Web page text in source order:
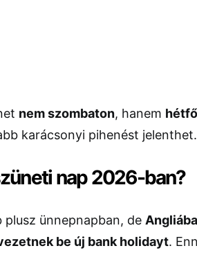
nem szombaton, hanem
karácsonyi pihenést jelenthet.
nap 2026-ban?
ünnepnapban, de
be új bank holidayt.